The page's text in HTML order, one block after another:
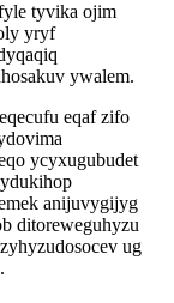
tyvika ojim
yryf
ywalem.
eqaf zifo
ycyxugubudet
anijuvygijyg
ditoreweguhyzu
ug